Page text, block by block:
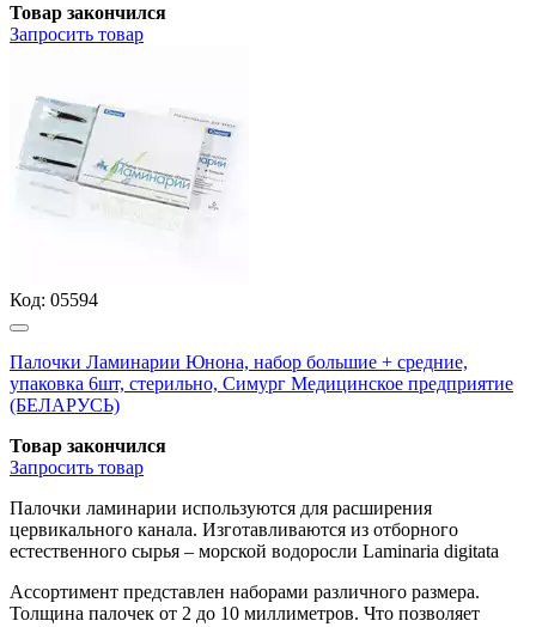
Товар закончился
Запросить товар
Код: 05594
Палочки Ламинарии Юнона, набор большие + средние,
упаковка 6шт, стерильно, Симург Медицинское предприятие
(БЕЛАРУСЬ)
Товар закончился
Запросить товар
Палочки ламинарии используются для расширения
цервикального канала. Изготавливаются из отборного
естественного сырья – морской водоросли Laminaria digitata
Ассортимент представлен наборами различного размера.
Толщина палочек от 2 до 10 миллиметров. Что позволяет